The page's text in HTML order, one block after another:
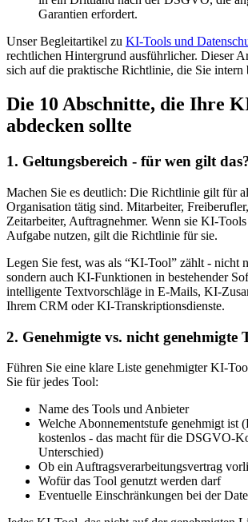
Garantien erfordert.
Unser Begleitartikel zu KI-Tools und
rechtlichen Hintergrund ausführlicher. Dieser
sich auf die praktische Richtlinie, die Sie intern
Die 10 Abschnitte, die Ihre
abdecken sollte
1. Geltungsbereich - für wen gilt
Machen Sie es deutlich: Die Richtlinie gilt für
Organisation tätig sind. Mitarbeiter,
Zeitarbeiter, Auftragnehmer. Wenn sie KI-
Aufgabe nutzen, gilt die Richtlinie für sie.
Legen Sie fest, was als “KI-Tool” zählt - nicht
sondern auch KI-Funktionen in bestehender
intelligente Textvorschläge in E-Mails, KI-
Ihrem CRM oder KI-Transkriptionsdienste.
2. Genehmigte vs. nicht genehmigte
Führen Sie eine klare Liste genehmigter KI-
Sie für jedes Tool:
Name des Tools und Anbieter
Welche Abonnementstufe genehmigt ist
kostenlos - das macht für die DSGVO-
Unterschied)
Ob ein Auftragsverarbeitungsvertrag
Wofür das Tool genutzt werden darf
Eventuelle Einschränkungen bei der